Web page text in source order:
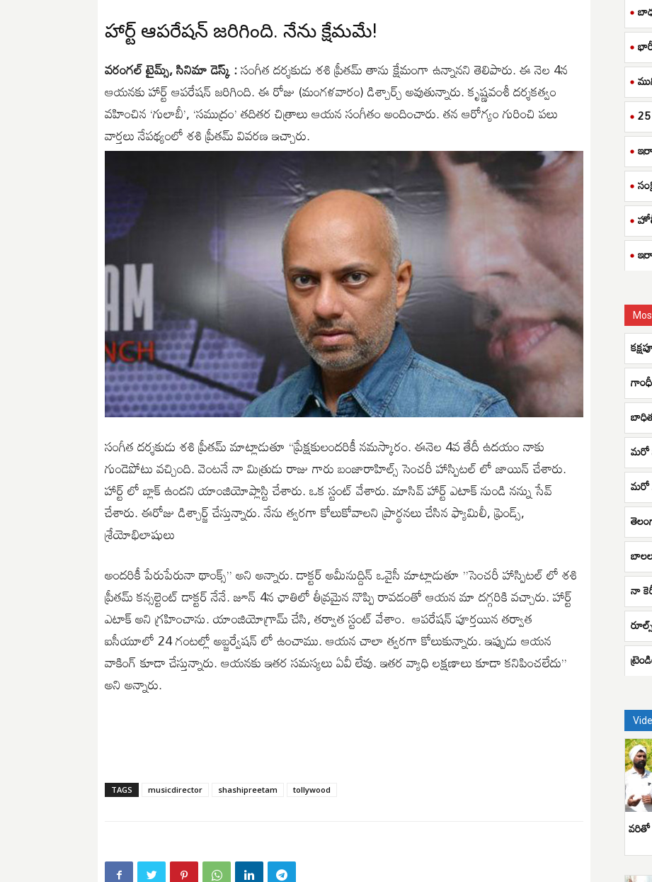
హార్ట్ ఆపరేషన్ జరిగింది. నేను క్షేమమే!
వరంగల్ టైమ్స్, సినిమా డెస్క్ :సంగీత దర్శకుడు శశి ప్రీతమ్ తాను క్షేమంగా ఉన్నానని తెలిపారు. ఈ నెల 4న
ఆయనకు హార్ట్ ఆపరేషన్ జరిగింది. ఈ రోజు (మంగళవారం) డిశ్చార్చ్ అవుతున్నారు. కృష్ణవంశీ దర్శకత్వం
వహించిన ‘గులాబీ’, ‘సముద్రం’ తదితర చిత్రాలు ఆయన సంగీతం అందించారు. తన ఆరోగ్యం గురించి పలు
వార్తలు నేపథ్యంలో శశి ప్రీతమ్ వివరణ ఇచ్చారు.
సంగీత దర్శకుడు శశి ప్రీతమ్ మాట్లాడుతూ “ప్రేక్షకులందరికీ నమస్కారం. ఈనెల 4వ తేదీ ఉదయం నాకు
గుండెపోటు వచ్చింది. వెంటనే నా మిత్రుడు రాజు గారు బంజారాహిల్స్ సెంచరీ హాస్పిటల్ లో జాయిన్ చేశారు.
హార్ట్ లో బ్లాక్ ఉందని యాంజియోప్లాస్టి చేశారు. ఒక స్టంట్ వేశారు. మాసివ్ హార్ట్ ఎటాక్ నుండి నన్ను సేవ్
చేశారు. ఈరోజు డిశ్చార్జ్ చేస్తున్నారు. నేను త్వరగా కోలుకోవాలని ప్రార్థనలు చేసిన ఫ్యామిలీ, ఫ్రెండ్స్,
శ్రేయోభిలాషులు
అందరికీ పేరుపేరునా థాంక్స్” అని అన్నారు. డాక్టర్ అమీనుద్దిన్ ఒవైసీ మాట్లాడుతూ ‌”సెంచరీ హాస్పిటల్ లో శశి
ప్రీతమ్ కన్సల్టెంట్ డాక్టర్ నేనే. జూన్ 4న ఛాతిలో తీవ్రమైన నొప్పి రావడంతో ఆయన మా దగ్గరికి వచ్చారు. హార్ట్
ఎటాక్ అని గ్రహించాను. యాంజియోగ్రామ్ చేసి, తర్వాత స్టంట్ వేశాం. ‌ ఆపరేషన్ పూర్తయిన తర్వాత
ఐసీయూలో 24 గంటల్లో అబ్జర్వేషన్ లో ఉంచాము. ఆయన చాలా త్వరగా కోలుకున్నారు. ఇప్పుడు ఆయన
వాకింగ్ కూడా చేస్తున్నారు. ఆయనకు ఇతర సమస్యలు ఏవీ లేవు. ఇతర వ్యాధి లక్షణాలు కూడా కనిపించలేదు”
అని అన్నారు.
TAGS musicdirector shashipreetam tollywood
మరో
మరో
నా
వరితో